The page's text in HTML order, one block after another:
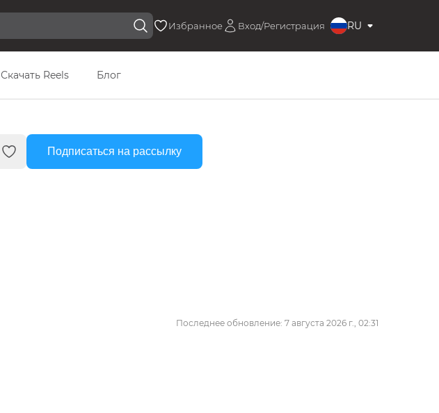
Избранное Вход/Регистрация RU
Скачать Reels Блог
Подписаться на рассылку
Последнее обновление: 7 августа 2026 г., 02:31